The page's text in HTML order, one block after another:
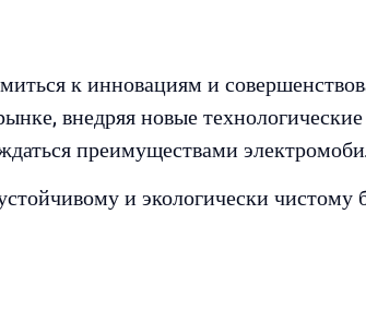
к инновациям и
внедряя новые
преимуществами
и экологически